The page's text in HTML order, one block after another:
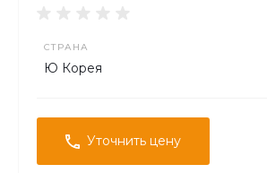
СТРАНА
Ю Корея
Уточнить цену